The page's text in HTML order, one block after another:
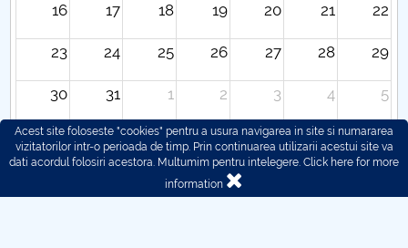
16 17 18 19 20 21 22
23 24 25 26 27 28 29
30 31 1 2 3 4 5
Acest site foloseste "cookies" pentru a usura navigarea in site si numararea
vizitatorilor intr-o perioada de timp. Prin continuarea utilizarii acestui site va
dati acordul folosiri acestora. Multumim pentru intelegere. Click here for more
information